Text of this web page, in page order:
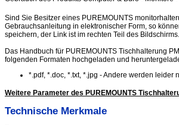
Sind Sie Besitzer eines PUREMOUNTS
Gebrauchsanleitung in elektronischer Form, so
speichern, der Link ist im rechten Teil des Bildschirms.
Das Handbuch für PUREMOUNTS Tischhalterung
folgenden Formaten hochgeladen und
*.pdf, *.doc, *.txt, *.jpg - Andere werden leider
Weitere Parameter des PUREMOUNTS
Technische Merkmale